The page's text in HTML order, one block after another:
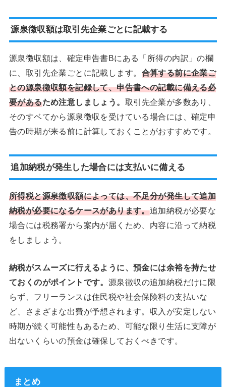
源泉徴収額は取引先企業ごとに記載する
源泉徴収額は、確定申告書Bにある「所得の内訳」の欄
に、取引先企業ごとに記載します。 合算する前に企業ご
との源泉徴収額を記録して、申告書への記載に備える必
要があるため注意しましょう。 取引先企業が多数あり、
そのすベてから源泉徴収を受けている場合には、確定申
告の時期が来る前に計算しておくことがおすすめです。
追加納税が発生した場合には支払いに備える
所得税と源泉徴収額によっては、不足分が発生して追加
納税が必要になるケースがあります。追加納税が必要な
場合には税務署から案内が届くため、内容に沿って納税
をしましょう。
納税がスムーズに行えるように、預金には余裕を持たせ
ておくのがポイントです。 源泉徴収の追加納税だけに限
らず、フリーランスは住民税や社会保険料の支払いな
ど、さまざまな出費が予想されます。収入が安定しない
時期が続く可能性もあるため、可能な限り生活に支障が
出ないくらいの預金は確保しておくべきです。
まとめ